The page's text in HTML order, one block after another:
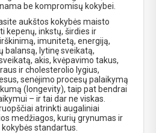
be kompromisų kokybei.
aukštos kokybės maisto
kepenų, inkstų, širdies ir
imunitetą, energiją,
balansą, lytinę sveikatą,
akis, kvėpavimo takus,
ir cholesterolio lygius,
senėjimo procesų palaikymą
(longevity), taip pat bendrai
– ir tai dar ne viskas.
atrinkti augaliniai
medžiagos, kurių grynumas ir
standartus.